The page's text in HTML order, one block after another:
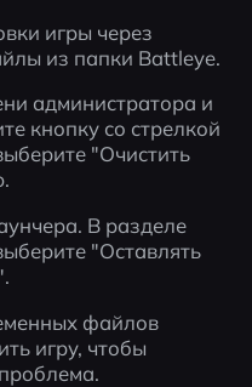
игры через
из папки Battleye.
администратора и
кнопку со стрелкой
"Очистить
В разделе
"Оставлять
файлов
игру, чтобы